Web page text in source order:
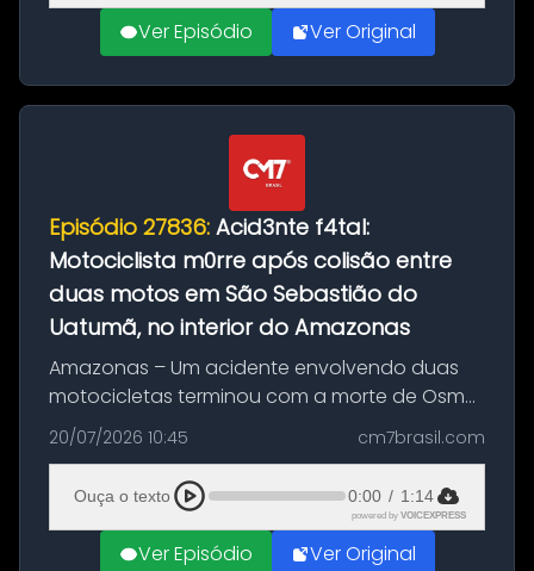
Ver Episódio Ver Original
Episódio 27836: Acid3nte f4tal:
Motociclista m0rre após colisão entre
duas motos em São Sebastião do
Uatumã, no interior do Amazonas
Amazonas – Um acidente envolvendo duas
motocicletas terminou com a morte de Osmar
Figueiredo de Souza, de 38 anos, no município
de São Sebastião do Uatumã, no interior do
Amazonas. A colisão ocorreu n...
20/07/2026 10:45 cm7brasil.com
Ouça o texto 0:00 / 1:14
powered by VOICEXPRESS
Ver Episódio Ver Original